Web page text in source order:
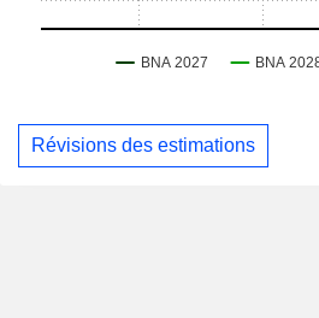
Révisions des estimations